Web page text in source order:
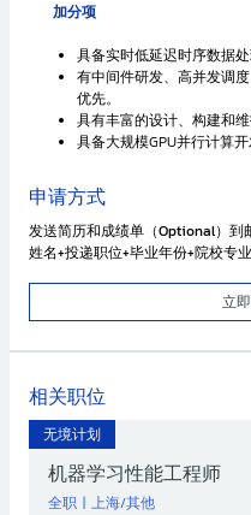
加分项
具备实时低延迟时序数据
有中间件研发、高并发调
优先。
具有丰富的设计、构建和
具备大规模GPU并行计算开
申请方式
发送简历和成绩单（Optional）到
姓名+投递职位+毕业年份+院校专
立
相关职位
无境计划
机器学习性能工程师
全职 | 上海/其他